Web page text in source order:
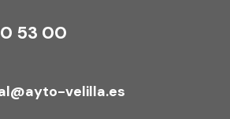
53 00
velilla.es